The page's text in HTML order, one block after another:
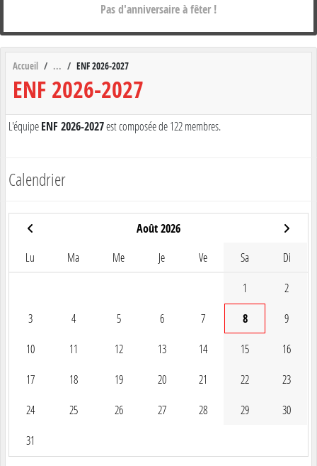
Accueil ENF 2026-2027
ENF 2026-2027
L'équipeENF 2026-2027est composée de 122 membres.
Calendrier
Août 2026
Lu Ma Me Je Ve Sa Di
1 2
3 4 5 6 7 8 9
10 11 12 13 14 15 16
17 18 19 20 21 22 23
24 25 26 27 28 29 30
31
Pas d'anniversaire à fêter !